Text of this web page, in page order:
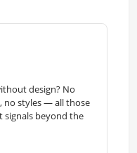
design? No
no styles — all those
beyond the